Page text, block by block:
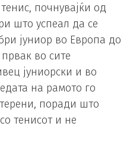
почнувајќи од
што успеал да се
јуниор во Европа до
во сите
јуниорски и во
на рамото го
поради што
тенисот и не